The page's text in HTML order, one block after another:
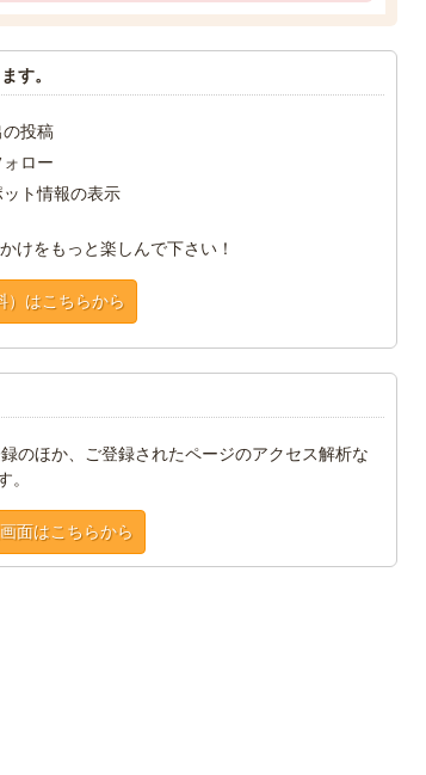
す。
投稿
ロー
ト情報の表示
けをもっと楽しんで下さい！
）はこちらから
のほか、ご登録されたページのアクセス解析な
。
面はこちらから